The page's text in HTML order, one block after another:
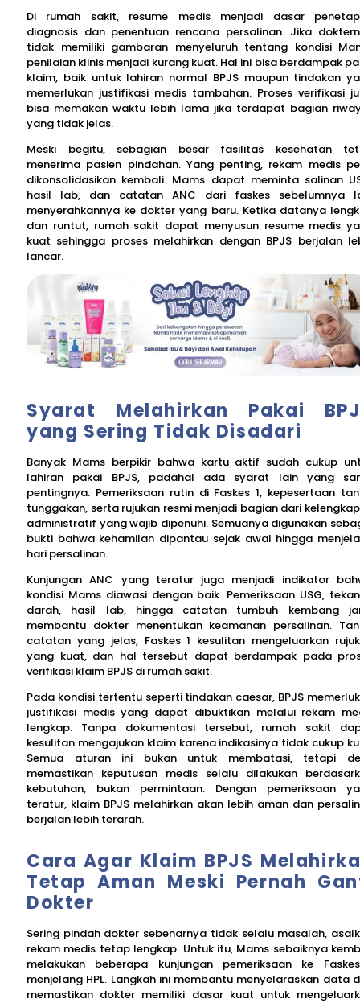
Di rumah sakit, resume medis menjadi dasar
diagnosis dan penentuan rencana persalinan. Jika
tidak memiliki gambaran menyeluruh tentang kondisi
penilaian klinis menjadi kurang kuat. Hal ini bisa berdampak
klaim, baik untuk lahiran normal BPJS maupun tindakan
memerlukan justifikasi medis tambahan. Proses verifikasi
bisa memakan waktu lebih lama jika terdapat bagian
yang tidak jelas.
Meski begitu, sebagian besar fasilitas kesehatan
menerima pasien pindahan. Yang penting, rekam medis
dikonsolidasikan kembali. Mams dapat meminta salinan
hasil lab, dan catatan ANC dari faskes sebelumnya
menyerahkannya ke dokter yang baru. Ketika datanya
dan runtut, rumah sakit dapat menyusun resume medis
kuat sehingga proses melahirkan dengan BPJS berjalan
lancar.
Syarat Melahirkan Pakai
yang Sering Tidak Disadari
Banyak Mams berpikir bahwa kartu aktif sudah cukup
lahiran pakai BPJS, padahal ada syarat lain yang
pentingnya. Pemeriksaan rutin di Faskes 1, kepesertaan
tunggakan, serta rujukan resmi menjadi bagian dari
administratif yang wajib dipenuhi. Semuanya digunakan
bukti bahwa kehamilan dipantau sejak awal hingga
hari persalinan.
Kunjungan ANC yang teratur juga menjadi indikator
kondisi Mams diawasi dengan baik. Pemeriksaan USG,
darah, hasil lab, hingga catatan tumbuh kembang
membantu dokter menentukan keamanan persalinan.
catatan yang jelas, Faskes 1 kesulitan mengeluarkan
yang kuat, dan hal tersebut dapat berdampak pada
verifikasi klaim BPJS di rumah sakit.
Pada kondisi tertentu seperti tindakan caesar, BPJS
justifikasi medis yang dapat dibuktikan melalui rekam
lengkap. Tanpa dokumentasi tersebut, rumah sakit
kesulitan mengajukan klaim karena indikasinya tidak cukup
Semua aturan ini bukan untuk membatasi, tetapi
memastikan keputusan medis selalu dilakukan
kebutuhan, bukan permintaan. Dengan pemeriksaan
teratur, klaim BPJS melahirkan akan lebih aman dan
berjalan lebih terarah.
Cara Agar Klaim BPJS
Tetap Aman Meski Pernah
Dokter
Sering pindah dokter sebenarnya tidak selalu masalah,
rekam medis tetap lengkap. Untuk itu, Mams sebaiknya
melakukan beberapa kunjungan pemeriksaan ke
menjelang HPL. Langkah ini membantu menyelaraskan data
memastikan dokter memiliki dasar kuat untuk